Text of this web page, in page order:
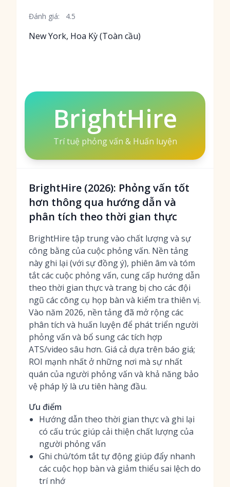
Đánh giá: 4.5
New York, Hoa Kỳ (Toàn cầu)
BrightHire
Trí tuệ phỏng vấn & Huấn luyện
BrightHire (2026): Phỏng vấn tốt
hơn thông qua hướng dẫn và
phân tích theo thời gian thực
BrightHire tập trung vào chất lượng và sự
công bằng của cuộc phỏng vấn. Nền tảng
này ghi lại (với sự đồng ý), phiên âm và tóm
tắt các cuộc phỏng vấn, cung cấp hướng dẫn
theo thời gian thực và trang bị cho các đội
ngũ các công cụ họp bàn và kiểm tra thiên vị.
Vào năm 2026, nền tảng đã mở rộng các
phân tích và huấn luyện để phát triển người
phỏng vấn và bổ sung các tích hợp
ATS/video sâu hơn. Giá cả dựa trên báo giá;
ROI mạnh nhất ở những nơi mà sự nhất
quán của người phỏng vấn và khả năng bảo
vệ pháp lý là ưu tiên hàng đầu.
Ưu điểm
Hướng dẫn theo thời gian thực và ghi lại
có cấu trúc giúp cải thiện chất lượng của
người phỏng vấn
Ghi chú/tóm tắt tự động giúp đẩy nhanh
các cuộc họp bàn và giảm thiểu sai lệch do
trí nhớ